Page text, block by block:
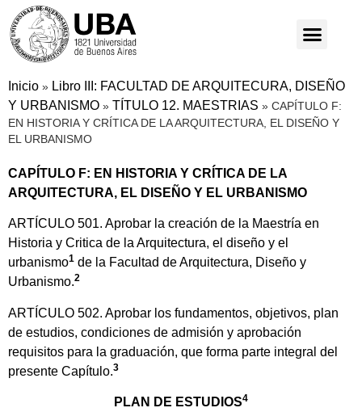
Inicio » Libro III: FACULTAD DE ARQUITECURA, DISEÑO
Y URBANISMO » TÍTULO 12. MAESTRIAS » CAPÍTULO F:
EN HISTORIA Y CRÍTICA DE LA ARQUITECTURA, EL DISEÑO Y
EL URBANISMO
CAPÍTULO F: EN HISTORIA Y CRÍTICA DE LA
ARQUITECTURA, EL DISEÑO Y EL URBANISMO
ARTÍCULO 501. Aprobar la creación de la Maestría en
Historia y Critica de la Arquitectura, el diseño y el
urbanismo1 de la Facultad de Arquitectura, Diseño y
Urbanismo.2
ARTÍCULO 502. Aprobar los fundamentos, objetivos, plan
de estudios, condiciones de admisión y aprobación
requisitos para la graduación, que forma parte integral del
presente Capítulo.3
PLAN DE ESTUDIOS4